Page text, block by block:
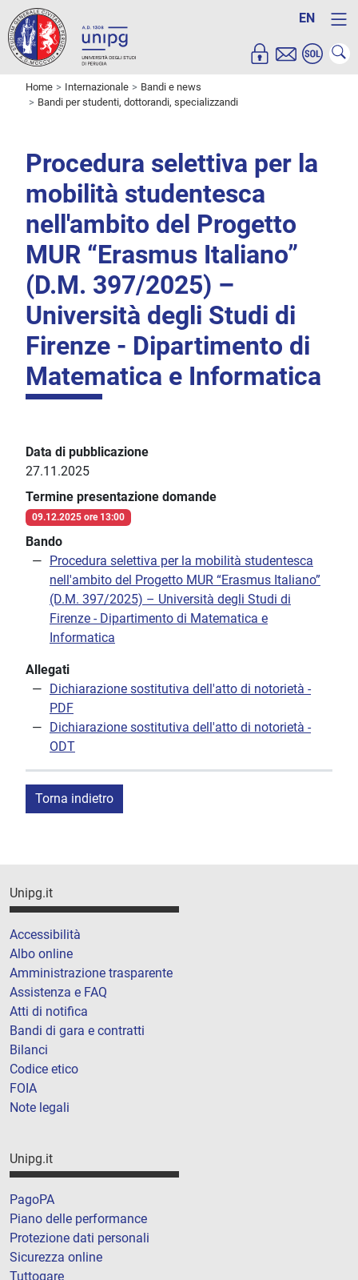
EN
Home Internazionale
Bandi e news
Bandi per studenti, dottorandi, specializzandi
Procedura selettiva per la
mobilità studentesca
nell'ambito del Progetto
MUR “Erasmus Italiano”
(D.M. 397/2025) –
Università degli Studi di
Firenze - Dipartimento di
Matematica e Informatica
Data di pubblicazione
27.11.2025
Termine presentazione domande
09.12.2025 ore 13:00
Bando
Procedura selettiva per la mobilità studentesca
nell'ambito del Progetto MUR “Erasmus Italiano”
(D.M. 397/2025) – Università degli Studi di
Firenze - Dipartimento di Matematica e
Informatica
Allegati
Dichiarazione sostitutiva dell'atto di notorietà -
PDF
Dichiarazione sostitutiva dell'atto di notorietà -
ODT
Torna indietro
Unipg.it
Accessibilità
Albo online
Amministrazione trasparente
Assistenza e FAQ
Atti di notifica
Bandi di gara e contratti
Bilanci
Codice etico
FOIA
Note legali
Unipg.it
PagoPA
Piano delle performance
Protezione dati personali
Sicurezza online
Tuttogare